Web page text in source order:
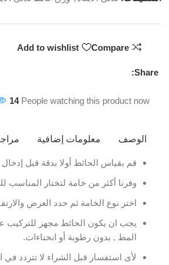
Compare
Add to wishlist
Share:
14 People watching this product now!
الوصف معلومات إضافية
قم بقياس الحائط أولا بدقة قبل إدخال
وفرنا أكثر من خامة لتختار المناسب
اختر نوع الخامة ثم حدد العرض
يجب ان يكون الحائط مجهز للتركيب
المط , بدون رطوبة أو انحناءات.
لأى استفسار قبل الشراء لا تتردد في